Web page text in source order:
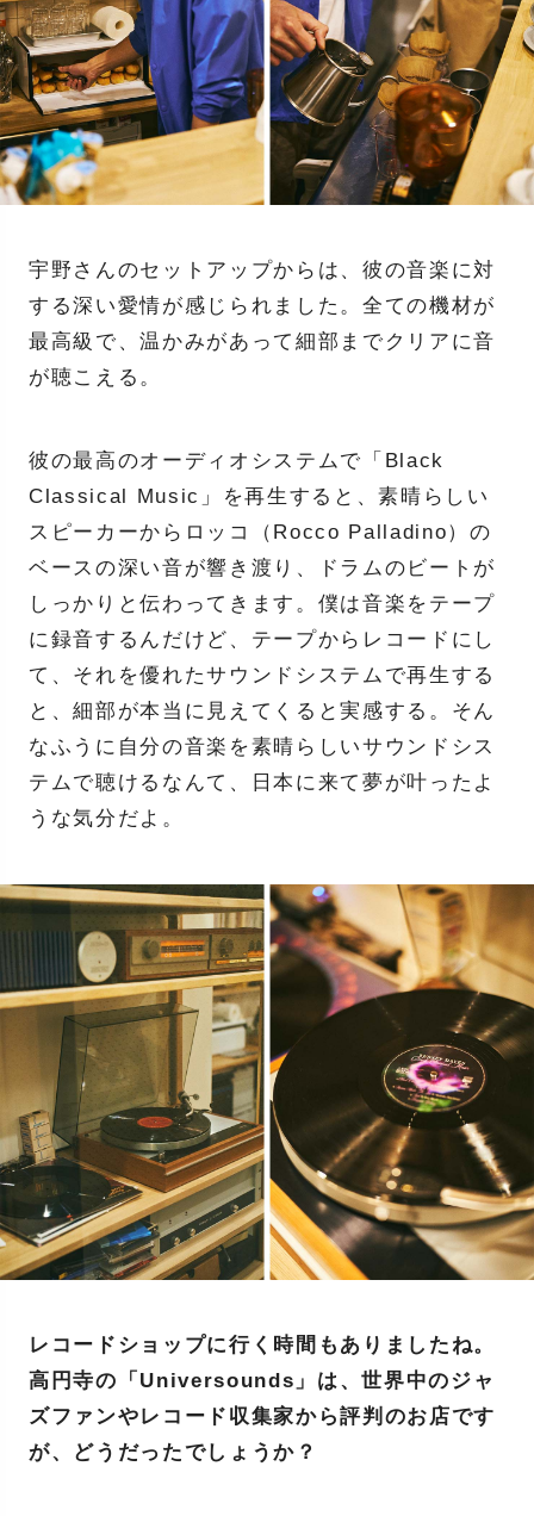
宇野さんのセットアップからは、彼の音楽に対
する深い愛情が感じられました。全ての機材が
最高級で、温かみがあって細部までクリアに音
が聴こえる。
彼の最高のオーディオシステムで「Black
Classical Music」を再生すると、素晴らしい
スピーカーからロッコ（Rocco Palladino）の
ベースの深い音が響き渡り、ドラムのビートが
しっかりと伝わってきます。僕は音楽をテープ
に録音するんだけど、テープからレコードにし
て、それを優れたサウンドシステムで再生する
と、細部が本当に見えてくると実感する。そん
なふうに自分の音楽を素晴らしいサウンドシス
テムで聴けるなんて、日本に来て夢が叶ったよ
うな気分だよ。
レコードショップに行く時間もありましたね。
高円寺の「Universounds」は、世界中のジャ
ズファンやレコード収集家から評判のお店です
が、どうだったでしょうか？